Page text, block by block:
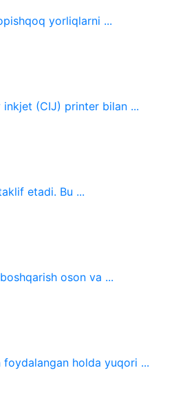
yorliqlarni ...
(CIJ) printer bilan ...
etadi. Bu ...
oson va ...
holda yuqori ...